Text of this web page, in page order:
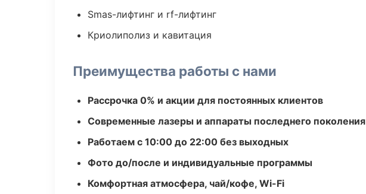
Smas-лифтинг и rf-лифтинг
Криолиполиз и кавитация
Преимущества работы с нами
Рассрочка 0% и акции для постоянных клиентов
Современные лазеры и аппараты последнего поколения
Работаем с 10:00 до 22:00 без выходных
Фото до/после и индивидуальные программы
Комфортная атмосфера, чай/кофе, Wi-Fi